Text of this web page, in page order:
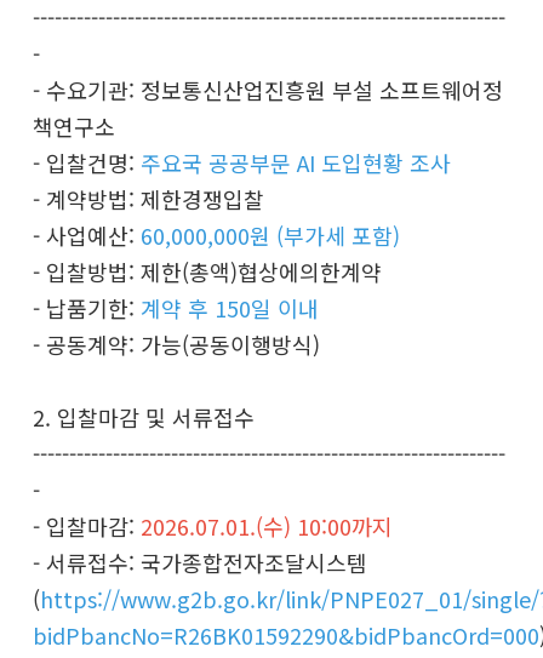
-----------------------------------------------------------------
-
- 수요기관: 정보통신산업진흥원 부설 소프트웨어정
책연구소
- 입찰건명: 주요국 공공부문 AI 도입현황 조사
- 계약방법: 제한경쟁입찰
- 사업예산: 60,000,000원 (부가세 포함)
- 입찰방법: 제한(총액)협상에의한계약
- 납품기한: 계약 후 150일 이내
- 공동계약: 가능(공동이행방식)
2. 입찰마감 및 서류접수
-----------------------------------------------------------------
-
- 입찰마감: 2026.07.01.(수) 10:00까지
- 서류접수: 국가종합전자조달시스템
(https://www.g2b.go.kr/link/PNPE027_01/
bidPbancNo=R26BK01592290&bidPbancOrd=000